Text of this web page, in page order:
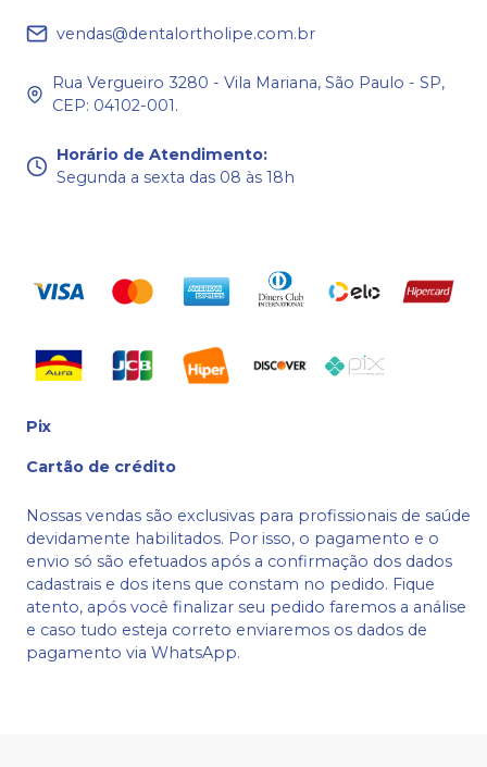
vendas@dentalortholipe.com.br
Rua Vergueiro 3280 - Vila Mariana, São Paulo - SP,
CEP: 04102-001.
Horário de Atendimento:
Segunda a sexta das 08 às 18h
Pix
Cartão de crédito
Nossas vendas são exclusivas para profissionais de saúde
devidamente habilitados. Por isso, o pagamento e o
envio só são efetuados após a confirmação dos dados
cadastrais e dos itens que constam no pedido. Fique
atento, após você finalizar seu pedido faremos a análise
e caso tudo esteja correto enviaremos os dados de
pagamento via WhatsApp.